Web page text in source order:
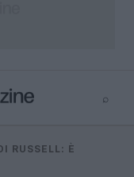
⌕
RUSSELL: È